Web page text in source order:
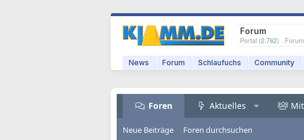
Forum
Portal (2.762) ·
News Forum Schlaufuchs Community
Foren Aktuelles
Neue Beiträge Foren durchsuchen